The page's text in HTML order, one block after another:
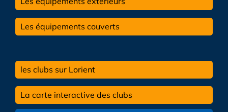
Les équipements couverts
les clubs sur Lorient
La carte interactive des clubs